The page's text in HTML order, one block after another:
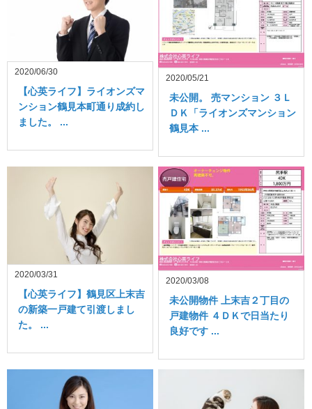
2020/06/30
【心英ライフ】ライオンズマ
ンション鶴見本町通り成約し
ました。 ...
2020/05/21
未公開。 売マンション ３Ｌ
ＤＫ「ライオンズマンション
鶴見本 ...
2020/03/31
【心英ライフ】鶴見区上末吉
の新築一戸建て引渡しまし
た。 ...
2020/03/08
未公開物件 上末吉２丁目の
戸建物件 ４ＤＫで日当たり
良好です ...